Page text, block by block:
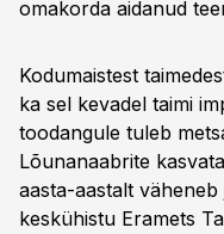
omakorda aidanud
Kodumaistest
ka sel kevadel taimi
toodangule tuleb
Lõunanaabrite
aasta-aastalt
keskühistu Eramets